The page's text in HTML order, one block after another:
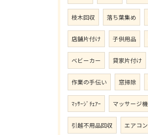
枝木回収 落ち葉集め
店舗片付け 子供用品
ベビーカー 貸家片付け
作業の手伝い 窓掃除
ﾏｯｻｰｼﾞﾁｪｱｰ マッサージ機
引越不用品回収 エアコン